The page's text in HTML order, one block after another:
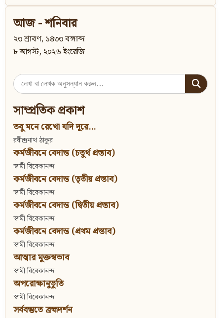
আজ - শনিবার
২৩ শ্রাবণ, ১৪৩৩ বঙ্গাব্দ
৮ আগস্ট, ২০২৬ ইংরেজি
Search
for:
সাম্প্রতিক প্রকাশ
তবু মনে রেখো যদি দূরে...
রবীন্দ্রনাথ ঠাকুর
কর্মজীবনে বেদান্ত (চতুর্থ প্রস্তাব)
স্বামী বিবেকানন্দ
কর্মজীবনে বেদান্ত (তৃতীয় প্রস্তাব)
স্বামী বিবেকানন্দ
কর্মজীবনে বেদান্ত (দ্বিতীয় প্রস্তাব)
স্বামী বিবেকানন্দ
কর্মজীবনে বেদান্ত (প্রথম প্রস্তাব)
স্বামী বিবেকানন্দ
আত্মার মুক্তস্বভাব
স্বামী বিবেকানন্দ
অপরোক্ষানুভূতি
স্বামী বিবেকানন্দ
সর্ববস্তুতে ব্রহ্মদর্শন